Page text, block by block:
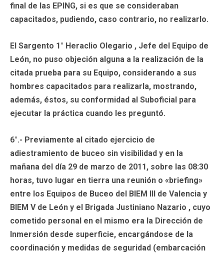
final de las EPING, si es que se consideraban
capacitados, pudiendo, caso contrario, no realizarlo.
El Sargento 1° Heraclio Olegario , Jefe del Equipo de
León, no puso objeción alguna a la realización de la
citada prueba para su Equipo, considerando a sus
hombres capacitados para realizarla, mostrando,
además, éstos, su conformidad al Suboficial para
ejecutar la práctica cuando les preguntó.
6°.- Previamente al citado ejercicio de
adiestramiento de buceo sin visibilidad y en la
mañana del día 29 de marzo de 2011, sobre las 08:30
horas, tuvo lugar en tierra una reunión o «briefing»
entre los Equipos de Buceo del BIEM III de Valencia y
BIEM V de León y el Brigada Justiniano Nazario , cuyo
cometido personal en el mismo era la Dirección de
Inmersión desde superficie, encargándose de la
coordinación y medidas de seguridad (embarcación